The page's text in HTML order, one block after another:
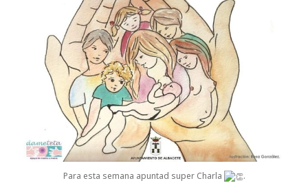
Para esta semana apuntad super Charla .